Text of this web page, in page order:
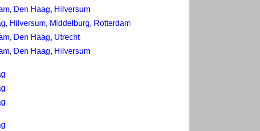
, Den Haag, Hilversum
, Hilversum, Middelburg, Rotterdam
, Den Haag, Utrecht
, Den Haag, Hilversum